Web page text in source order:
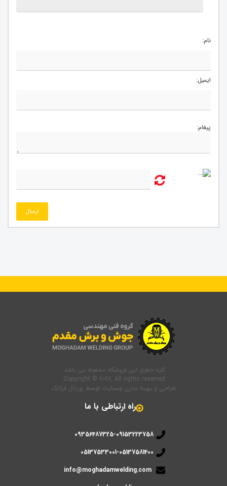
نام:
ایمیل:
پیغام:
ارسال
کلیه حقوق این فروشگاه محفوظ می باشد.
Copyright © 2026, All rights reserved.
طراحی و بهینه سازی وبسایت توسط پورتال فراتک
راه ارتباطی با ما
09356487325-09153223758
05137533001-05137581400
info@moghadamwelding.com